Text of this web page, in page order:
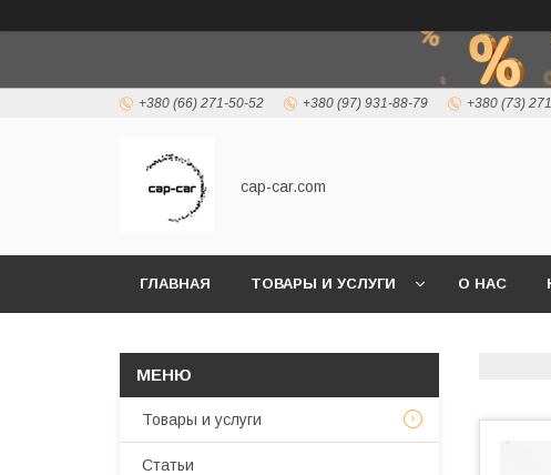
+380 (66) 271-50-52 +380 (97) 931-88-79 +380 (73)
cap-car.com
ГЛАВНАЯ ТОВАРЫ И УСЛУГИ О НАС
Товары и услуги
Статьи